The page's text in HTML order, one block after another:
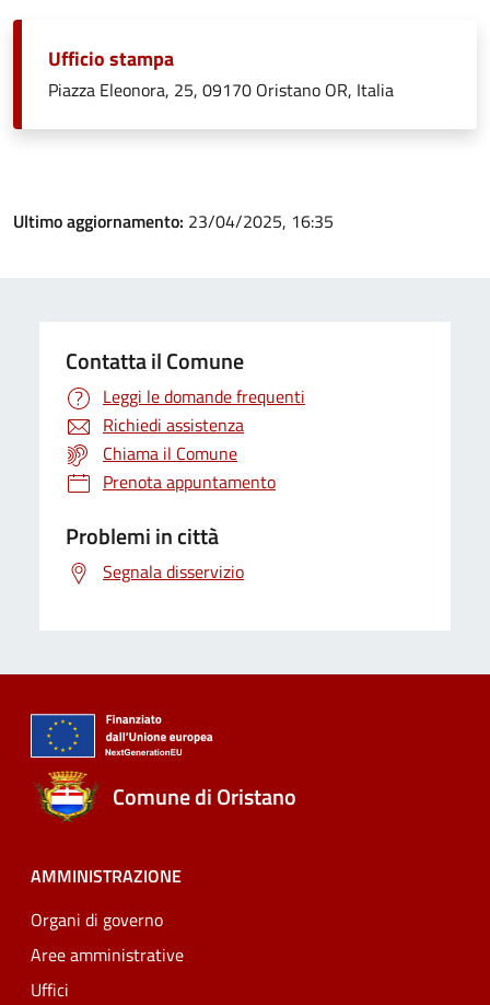
Ufficio stampa
Piazza Eleonora, 25, 09170 Oristano OR, Italia
Ultimo aggiornamento: 23/04/2025, 16:35
Contatta il Comune
Leggi le domande frequenti
Richiedi assistenza
Chiama il Comune
Prenota appuntamento
Problemi in città
Segnala disservizio
Comune di Oristano
AMMINISTRAZIONE
Organi di governo
Aree amministrative
Uffici